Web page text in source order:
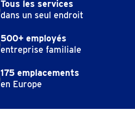
Tous les services
dans un seul endroit
500+ employés
entreprise familiale
175 emplacements
en Europe